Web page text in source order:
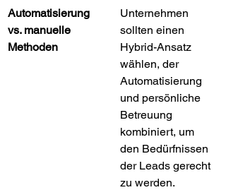
Automatisierung
vs. manuelle
Methoden
Unternehmen
sollten einen
Hybrid-Ansatz
wählen, der
Automatisierung
und persönliche
Betreuung
kombiniert, um
den Bedürfnissen
der Leads gerecht
zu werden.